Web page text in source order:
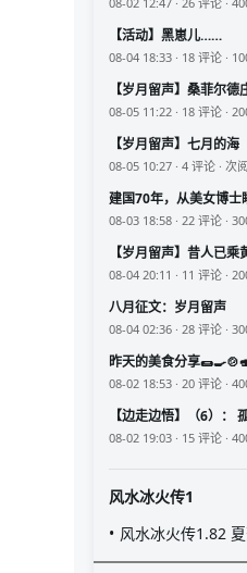
【活动】黑崽儿……
08-04 18:33 · 18 评论 ·
【岁月留声】桑菲尔
08-05 11:22 · 18 评论 ·
【岁月留声】七月的海
08-05 10:27 · 4 评论 · 次
建国70年，从美女博士
08-03 18:58 · 22 评论 ·
【岁月留声】昔人已
08-04 20:11 · 11 评论 ·
八月征文：岁月留声
08-04 02:36 · 28 评论 ·
昨天的美食分享
08-02 18:53 · 20 评论 ·
【边走边悟】（6）：
08-02 19:03 · 15 评论 ·
风水冰火传1
风水冰火传1.82